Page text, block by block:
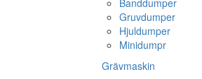
Banddumper
Gruvdumper
Hjuldumper
Minidumpr
Grävmaskin